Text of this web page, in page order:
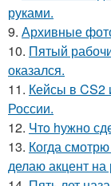
руками.
9. Архивные
10. Пятый
оказался.
11. Кейсы в CS2
России.
12. Чтo hужно
13. Когда
делаю акцент на